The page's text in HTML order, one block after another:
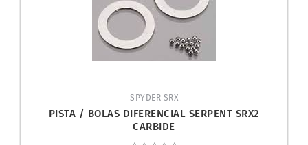
SPYDER SRX
PISTA / BOLAS DIFERENCIAL SERPENT SRX2
CARBIDE